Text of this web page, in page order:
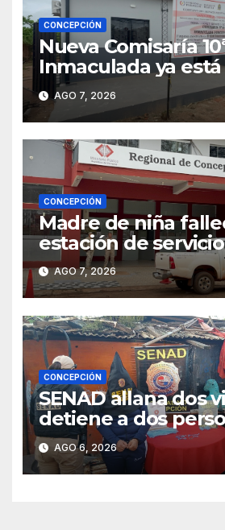
CONCEPCIÓN
Nueva Comisaría
Inmaculada ya
tras mudanza de
policiales
AGO 7, 2026
CONCEPCIÓN
Madre de niña
estación de
avances de la
AGO 7, 2026
CONCEPCIÓN
SENAD allana dos
detiene a dos
presunto
Concepción
AGO 6, 2026